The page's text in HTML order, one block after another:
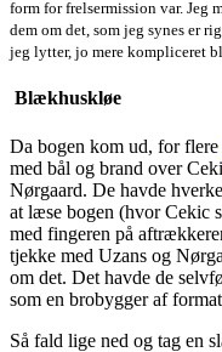
form for frelsermission var. Jeg
dem om det, som jeg synes er
jeg lytter, jo mere kompliceret
Blækhuskløe
Da bogen kom ud, for flere
med bål og brand over
Nørgaard. De havde
at læse bogen (hvor Cekic
med fingeren på
tjekke med Uzans og
om det. Det havde de
som en brobygger af
Så fald lige ned og tag en